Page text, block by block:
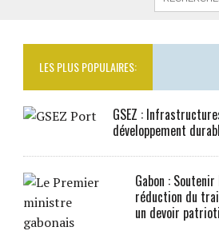
LES PLUS POPULAIRES:
GSEZ :
développement
Gabon :
réduction du
un devoir